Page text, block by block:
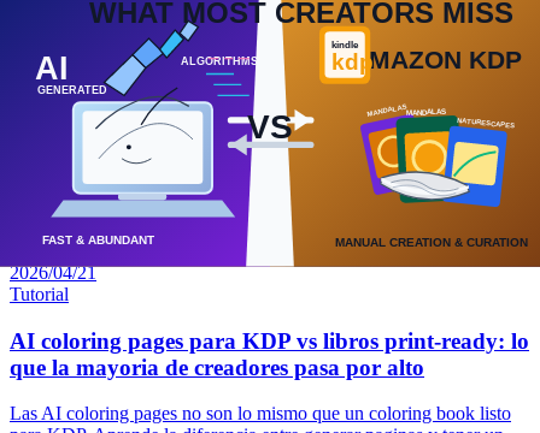
2026/04/21
Perfect Bound vs Case Laminate for IngramSpark
Compare Perfect Bound and Case Laminate cover setup in
IngramSpark. Learn how wrap, gutter, spine behavior, and outer risk
zones change before you export the final cover PDF.
KDP
2026/04/21
Tutorial
AI coloring pages para KDP vs libros print-ready: lo
que la mayoria de creadores pasa por alto
Las AI coloring pages no son lo mismo que un coloring book listo